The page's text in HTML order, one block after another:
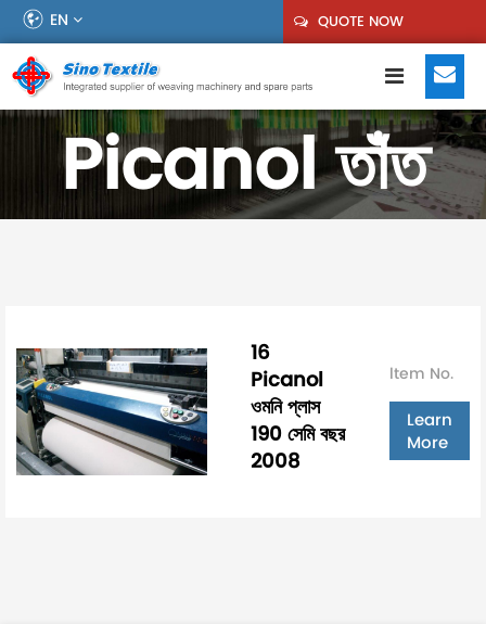
EN QUOTE NOW
Picanol তাঁত
16
Picanol
ওমনি প্লাস
190 সেমি বছর
2008
ltem No.
Learn
More